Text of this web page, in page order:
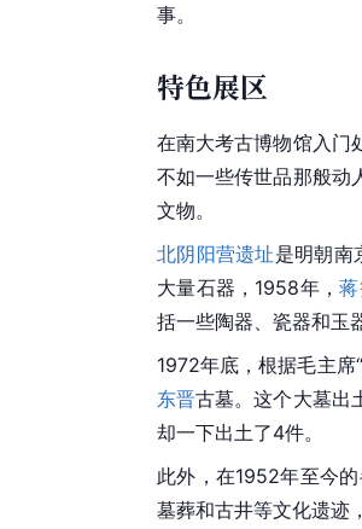
事。
特色展区
在南大考古博物馆入门
不如一些传世品那般动
文物。
北阴阳营遗址是明朝南
大量石器，1958年，
括一些陶器、瓷器和玉
1972年底，根据毛主
东晋古墓。这个大墓出
却一下出土了4件。
此外，在1952年至今
墓葬和古井等文化遗迹